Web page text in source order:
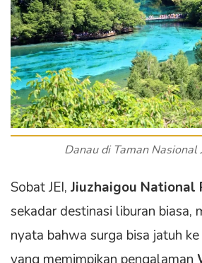
Danau di Taman Nasional
Sobat JEI, Jiuzhaigou National
sekadar destinasi liburan biasa,
nyata bahwa surga bisa jatuh